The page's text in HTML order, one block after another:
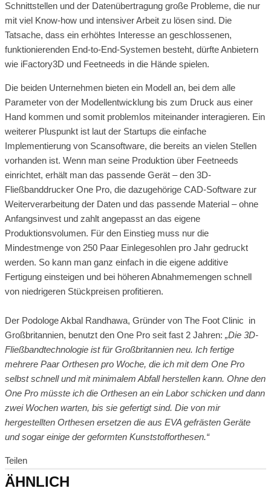
Schnittstellen und der Datenübertragung große Probleme, die nur
mit viel Know-how und intensiver Arbeit zu lösen sind. Die
Tatsache, dass ein erhöhtes Interesse an geschlossenen,
funktionierenden End-to-End-Systemen besteht, dürfte Anbietern
wie iFactory3D und Feetneeds in die Hände spielen.
Die beiden Unternehmen bieten ein Modell an, bei dem alle
Parameter von der Modellentwicklung bis zum Druck aus einer
Hand kommen und somit problemlos miteinander interagieren. Ein
weiterer Pluspunkt ist laut der Startups die einfache
Implementierung von Scansoftware, die bereits an vielen Stellen
vorhanden ist. Wenn man seine Produktion über Feetneeds
einrichtet, erhält man das passende Gerät – den 3D-
Fließbanddrucker One Pro, die dazugehörige CAD-Software zur
Weiterverarbeitung der Daten und das passende Material – ohne
Anfangsinvest und zahlt angepasst an das eigene
Produktionsvolumen. Für den Einstieg muss nur die
Mindestmenge von 250 Paar Einlegesohlen pro Jahr gedruckt
werden. So kann man ganz einfach in die eigene additive
Fertigung einsteigen und bei höheren Abnahmemengen schnell
von niedrigeren Stückpreisen profitieren.
Der Podologe Akbal Randhawa, Gründer von The Foot Clinic in
Großbritannien, benutzt den One Pro seit fast 2 Jahren: „Die 3D-
Fließbandtechnologie ist für Großbritannien neu. Ich fertige
mehrere Paar Orthesen pro Woche, die ich mit dem One Pro
selbst schnell und mit minimalem Abfall herstellen kann. Ohne den
One Pro müsste ich die Orthesen an ein Labor schicken und dann
zwei Wochen warten, bis sie gefertigt sind. Die von mir
hergestellten Orthesen ersetzen die aus EVA gefrästen Geräte
und sogar einige der geformten Kunststofforthesen.“
Teilen
ÄHNLICH